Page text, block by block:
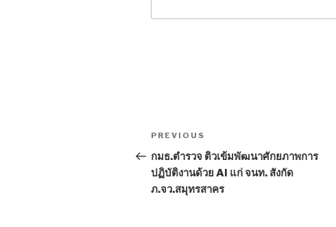
Post
navigation
Previous
Post
PREVIOUS
กมธ.ตำรวจ ติวเข้มพัฒนาศักยภาพการ
ปฏิบัติงานด้วย AI แก่ จนท. สังกัด
ภ.จว.สมุทรสาคร